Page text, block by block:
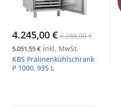
4.245,00 € 6.288,00 €
5.051,55 € inkl. MwSt.
KBS Pralinenkühlschrank
P 1000, 935 L